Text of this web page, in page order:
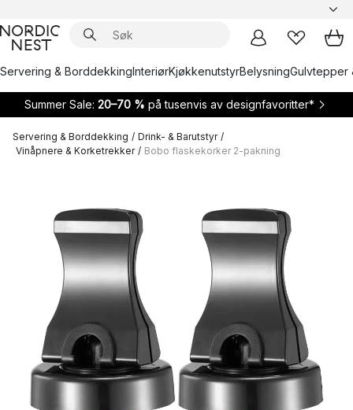
Servering & BorddekkingInteriørKjøkkenutstyrBelysningGulvtepper
Summer Sale: 20–70 % på tusenvis av designfavoritter*
Servering & Borddekking / Drink- & Barutstyr /
Vinåpnere & Korketrekker / Bobo flaskekorker 2-pakning